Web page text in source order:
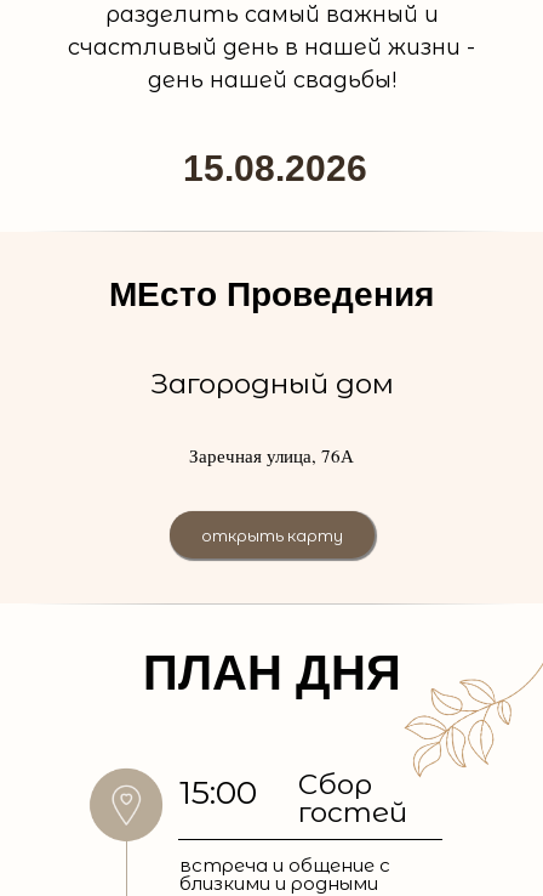
15.08.2026
разделить самый важный и
счастливый день в нашей жизни -
день нашей свадьбы!
открыть карту
МЕсто Проведения
Загородный дом
Заречная улица, 76А
ПЛАН ДНЯ
15:00
Сбор
гостей
встреча и общение с
близкими и родными